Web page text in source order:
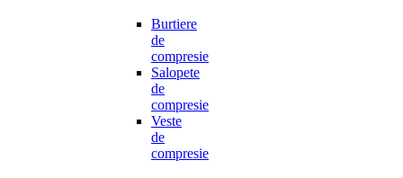
Burtiere
de
compresie
Salopete
de
compresie
Veste
de
compresie